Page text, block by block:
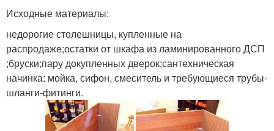
Исходные материалы:
недорогие столешницы, купленные на
распродаже;остатки от шкафа из ламинированного ДСП
;бруски;пару докупленных дверок;сантехническая
начинка: мойка, сифон, смеситель и требующиеся трубы-
шланги-фитинги.